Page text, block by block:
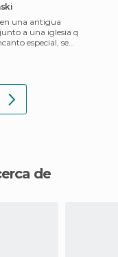
una antigua
a una iglesia q
especial, se
de